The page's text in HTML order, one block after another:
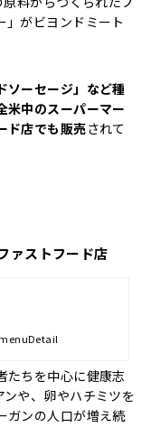
」がビヨンドミート
ソーセージ」など種
米中のスーパーマー
ド店でも販売されて
ァストフード店
たちを中心に健康志
や、卵やハチミツを
ガンの人口が増え続